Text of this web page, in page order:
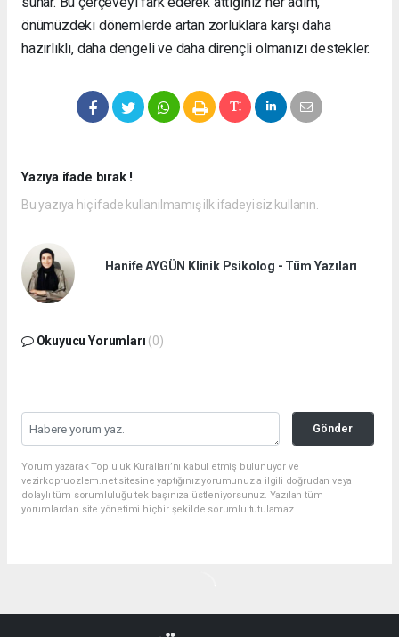
önümüzdeki dönemlerde artan zorluklara karşı daha
hazırlıklı, daha dengeli ve daha dirençli olmanızı destekler.
Yazıya ifade bırak !
Bu yazıya hiç ifade kullanılmamış ilk ifadeyi siz kullanın.
Hanife AYGÜN Klinik Psikolog - Tüm Yazıları
Okuyucu Yorumları (0)
Gönder
Yorum yazarak Topluluk Kuralları’nı kabul etmiş bulunuyor ve
vezirkopruozlem.net sitesine yaptığınız yorumunuzla ilgili doğrudan veya
dolaylı tüm sorumluluğu tek başınıza üstleniyorsunuz. Yazılan tüm
yorumlardan site yönetimi hiçbir şekilde sorumlu tutulamaz.